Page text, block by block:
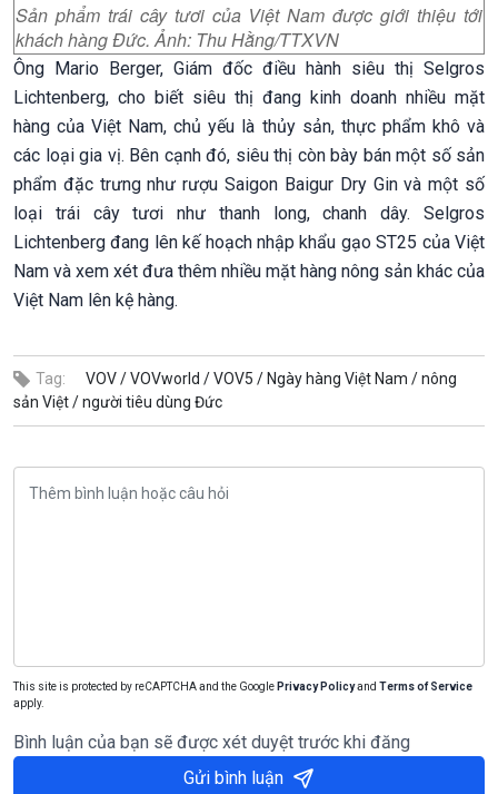
Sản phẩm trái cây tươi của Việt Nam được giới thiệu tới
khách hàng Đức. Ảnh: Thu Hằng/TTXVN
Ông Mario Berger, Giám đốc điều hành siêu thị Selgros
Lichtenberg, cho biết siêu thị đang kinh doanh nhiều mặt
hàng của Việt Nam, chủ yếu là thủy sản, thực phẩm khô và
các loại gia vị. Bên cạnh đó, siêu thị còn bày bán một số sản
phẩm đặc trưng như rượu Saigon Baigur Dry Gin và một số
loại trái cây tươi như thanh long, chanh dây. Selgros
Lichtenberg đang lên kế hoạch nhập khẩu gạo ST25 của Việt
Nam và xem xét đưa thêm nhiều mặt hàng nông sản khác của
Việt Nam lên kệ hàng.
Tag: VOV /VOVworld /VOV5 / Ngày hàng Việt Nam /nông
sản Việt /người tiêu dùng Đức
This site is protected by reCAPTCHA and the Google Privacy Policyand Terms of Service
apply.
Bình luận của bạn sẽ được xét duyệt trước khi đăng
Gửi bình luận